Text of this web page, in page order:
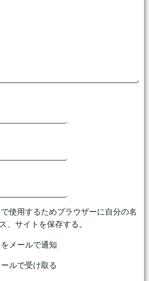
使用するためブラウザーに自分の名
、サイトを保存する。
メールで通知
ルで受け取る